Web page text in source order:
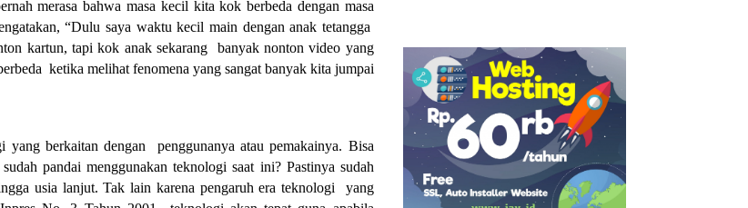
merasa bahwa masa kecil kita kok berbeda dengan masa
“Dulu saya waktu kecil main dengan anak tetangga
kartun, tapi kok anak sekarang banyak nonton video yang
ketika melihat fenomena yang sangat banyak kita jumpai
berkaitan dengan penggunanya atau pemakainya. Bisa
pandai menggunakan teknologi saat ini? Pastinya sudah
usia lanjut. Tak lain karena pengaruh era teknologi yang